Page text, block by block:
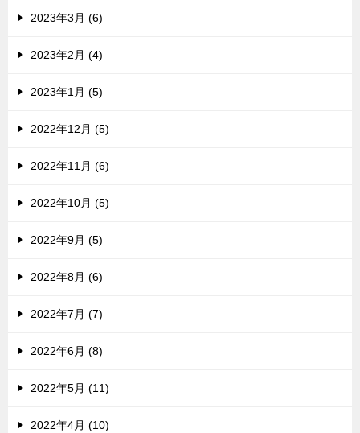
2023年3月 (6)
2023年2月 (4)
2023年1月 (5)
2022年12月 (5)
2022年11月 (6)
2022年10月 (5)
2022年9月 (5)
2022年8月 (6)
2022年7月 (7)
2022年6月 (8)
2022年5月 (11)
2022年4月 (10)